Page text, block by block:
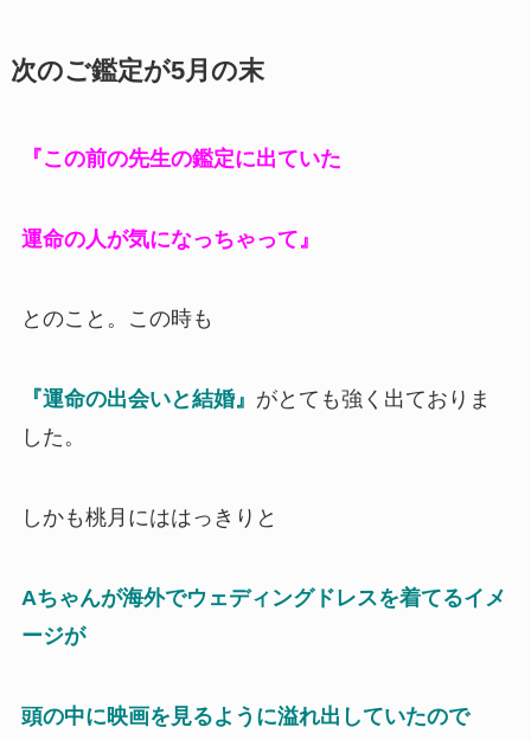
次のご鑑定が5月の末
『この前の先生の鑑定に出ていた
運命の人が気になっちゃって』
とのこと。この時も
『運命の出会いと結婚』 がとても強く出ておりま
した。
しかも桃月にははっきりと
Aちゃんが海外でウェディングドレスを着てるイメ
ージが
頭の中に映画を見るように溢れ出していたので